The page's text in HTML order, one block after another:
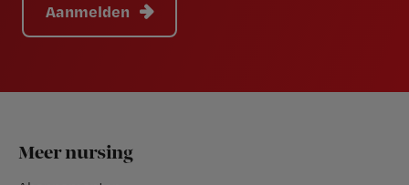
Aanmelden
Footer
Meer nursing